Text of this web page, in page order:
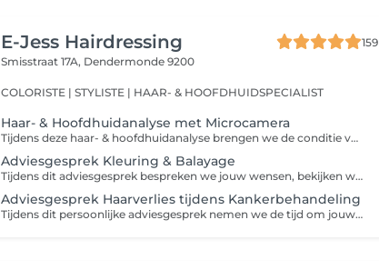
E-Jess Hairdressing
159
Smisstraat 17A, Dendermonde 9200
COLORISTE | STYLISTE | HAAR- & HOOFDHUIDSPECIALIST
Haar- & Hoofdhuidanalyse met Microcamera
Tijdens deze haar- & hoofdhuidanalyse brengen we de conditie van jouw haar en hoofdhuid zorgvuldig in kaart aan de hand van een professionele microcamera en een uitgebreide intake. Op basis van deze analyse stellen we een persoonlijk advies, behandelplan en thuisverzorging op, volledig afgestemd op jouw haar en hoofdhuid. Deze analyse vormt de basis voor een doelgerichte behandeling. Zo pakken we niet alleen de zichtbare klachten aan, maar gaan we ook op zoek naar de mogelijke onderliggende oorzaak, zodat we jouw haar en hoofdhuid op een duurzame manier kunnen verbeteren. Drie dagen vóór je afspraak ontvang je per e-mail een intakeformulier. We vragen je om dit vooraf zorgvuldig in te vullen, zodat we tijdens de analyse meteen gericht aan de slag kunnen.
Adviesgesprek Kleuring & Balayage
Tijdens dit adviesgesprek bespreken we jouw wensen, bekijken we de mogelijkheden en stellen we een persoonlijk kleuradvies op. Je ontvangt een duidelijke prijsindicatie en een behandelvoorstel, volledig afgestemd op jouw haar en wensen. De kostprijs van het adviesgesprek bedraagt €15. Dit bedrag betaal je na het adviesgesprek in het salon en wordt volledig in mindering gebracht bij de uitvoering van jouw kleurbehandeling. Heb je inspiratiebeelden? Breng deze gerust mee naar je afspraak. Zo krijgen we een duidelijk beeld van jouw verwachtingen en kunnen we samen bekijken wat het mooiste én haalbare resultaat is voor jouw haar.
Adviesgesprek Haarverlies tijdens Kankerbehandeling
Tijdens dit persoonlijke adviesgesprek nemen we de tijd om jouw vragen, bezorgdheden en wensen te bespreken. We geven advies rond haarverlies, hoofdhuidverzorging, mutsjes en de mogelijkheden om je tijdens en na de behandeling zo comfortabel mogelijk te voelen. Dit eerste adviesgesprek is volledig vrijblijvend en gratis. Heb je reeds informatie ontvangen van je arts of ziekenhuis? Breng deze gerust mee naar je afspraak. Zo kunnen we je nog gerichter adviseren.